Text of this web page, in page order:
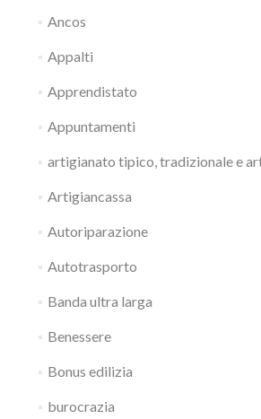
Ancos
Appalti
Apprendistato
Appuntamenti
artigianato tipico, tradizionale e
Artigiancassa
Autoriparazione
Autotrasporto
Banda ultra larga
Benessere
Bonus edilizia
burocrazia